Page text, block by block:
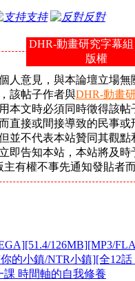
支持 反對
DHR-動畫研究字幕組
版權
人意見，與本論壇立場無
該帖子作者與DHR-動畫
本文時必須同時徵得該帖
直接或間接導致的民事或
並不代表本站贊同其觀
即告知本站，本站將及
主有權不事先通知發貼者
126MB][MP3/
的小鎮/NTR小鎮][全12
時間軸的自我修養